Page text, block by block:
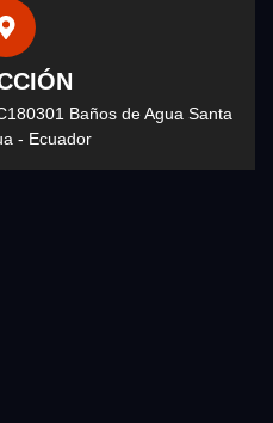
Baños de Agua Santa
- Ecuador